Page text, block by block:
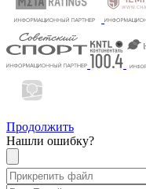
Продолжить
Нашли ошибку?